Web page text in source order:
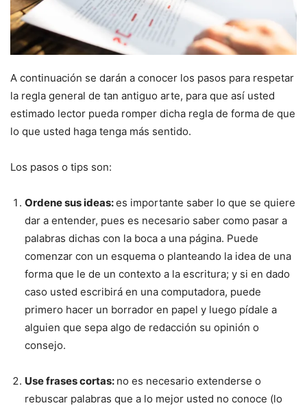
A continuación se darán a conocer los pasos para respetar
la regla general de tan antiguo arte, para que así usted
estimado lector pueda romper dicha regla de forma de que
lo que usted haga tenga más sentido.
Los pasos o tips son:
Ordene sus ideas:es importante saber lo que se quiere
dar a entender, pues es necesario saber como pasar a
palabras dichas con la boca a una página. Puede
comenzar con un esquema o planteando la idea de una
forma que le de un contexto a la escritura; y si en dado
caso usted escribirá en una computadora, puede
primero hacer un borrador en papel y luego pídale a
alguien que sepa algo de redacción su opinión o
consejo.
Use frases cortas: no es necesario extenderse o
rebuscar palabras que a lo mejor usted no conoce (lo